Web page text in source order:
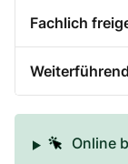
Fachlich
Online